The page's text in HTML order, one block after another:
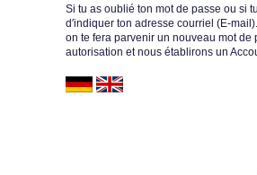
Si tu as oublié ton mot de passe ou si
d′indiquer ton adresse courriel (E-
on te fera parvenir un nouveau mot
autorisation et nous établirons un